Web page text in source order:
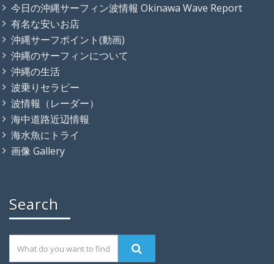
今日の沖縄サーフィン波情報 Okinawa Wave Report
有名な安いお店
沖縄サーフポイント(動画)
沖縄のサーフィンについて
沖縄の生活
波乗りセラピー
波情報（レーダー）
海中道路近辺情報
海水魚にトライ
画像 Gallery
Search